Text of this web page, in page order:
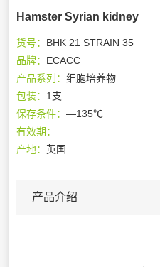
Hamster Syrian kidney
货号： BHK 21 STRAIN 35
品牌： ECACC
产品系列：细胞培养物
包装： 1支
保存条件：—135℃
有效期：
产地：英国
产品介绍